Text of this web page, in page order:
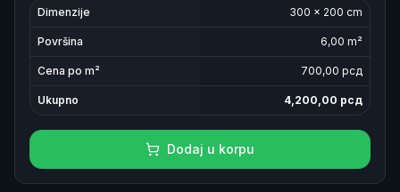
Dimenzije 300 × 200 cm
Površina 6,00 m²
Cena po m² 700,00 рсд
Ukupno 4,200,00 рсд
Dodaj u korpu